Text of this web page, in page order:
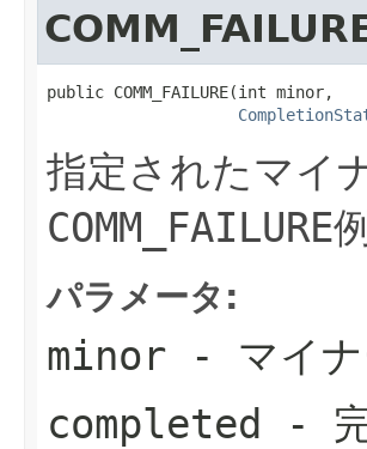
public COMM_FAILURE(int minor,
指定されたマイ
COMM_FAILURE
パラメータ:
minor - マイナ
completed -